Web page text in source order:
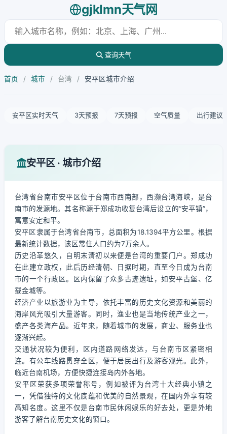
gjklmn天气网
查询天气
首页 / 城市 / 台湾 / 安平区城市介绍
安平区实时天气 3天预报 7天预报 空气质量 出行建议
安平区 · 城市介绍
台湾省台南市安平区位于台南市西南部，西濒台湾海峡，是台
南市的发源地。其名称源于郑成功收复台湾后设立的“安平镇”，
寓意安定和平。
安平区隶属于台湾省台南市，总面积为18.1394平方公里。根据
最新统计数据，该区常住人口约为7万余人。
历史沿革悠久，自明末清初以来便是台湾的重要门户。郑成功
在此建立政权，此后历经清朝、日据时期，直至今日成为台南
市的一个行政区。区内保留了众多古迹遗址，如安平古堡、亿
载金城等。
经济产业以旅游业为主导，依托丰富的历史文化资源和美丽的
海岸风光吸引大量游客。同时，渔业也是当地传统产业之一，
盛产各类海产品。近年来，随着城市的发展，商业、服务业也
逐渐兴起。
交通状况较为便利，区内道路网络发达，与台南市区紧密相
连。有公车线路贯穿全区，便于居民出行及游客观光。此外，
临近台南机场，方便快捷连接岛内外各地。
安平区荣获多项荣誉称号，例如被评为台湾十大经典小镇之
一，凭借独特的文化底蕴和优美的自然景观，在国内外享有较
高知名度。这里不仅是台南市民休闲娱乐的好去处，更是外地
游客了解台南历史文化的窗口。